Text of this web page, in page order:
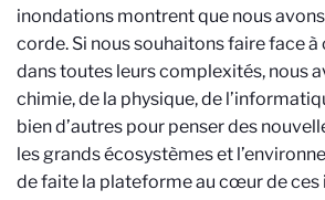
inondations montrent que nous
corde. Si nous souhaitons faire face
dans toutes leurs complexités, nous
chimie, de la physique, de
bien d’autres pour penser des
les grands écosystèmes et
de faite la plateforme au cœur de ces